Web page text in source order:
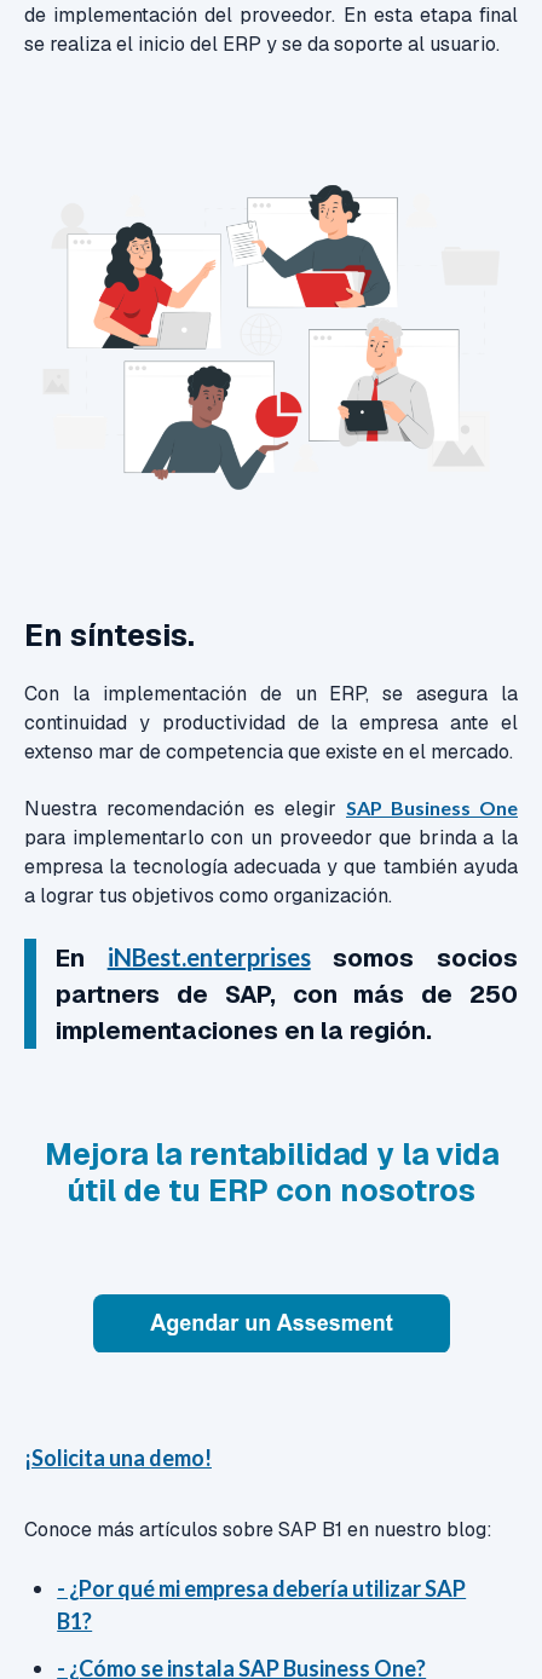
de implementación del proveedor. En esta etapa final
se realiza el inicio del ERP y se da soporte al usuario.
En síntesis.
Con la implementación de un ERP, se asegura la
continuidad y productividad de la empresa ante el
extenso mar de competencia que existe en el mercado.
Nuestra recomendación es elegir SAP Business One
para implementarlo con un proveedor que brinda a la
empresa la tecnología adecuada y que también ayuda
a lograr tus objetivos como organización.
En iNBest.enterprisessomos socios
partners de SAP, con más de 250
implementaciones en la región.
Mejora la rentabilidad y la vida
útil de tu ERP con nosotros
¡Solicita una demo!
Conoce más artículos sobre SAP B1 en nuestro blog:
- ¿Por qué mi empresa debería utilizar SAP
B1?
- ¿Cómo se instala SAP Business One?